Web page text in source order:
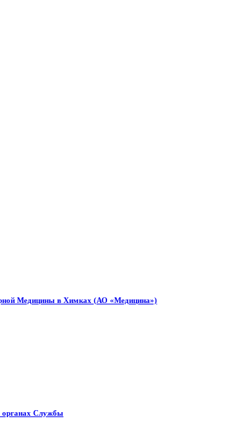
Медицины в Химках (АО «Медицина»)
органах Службы